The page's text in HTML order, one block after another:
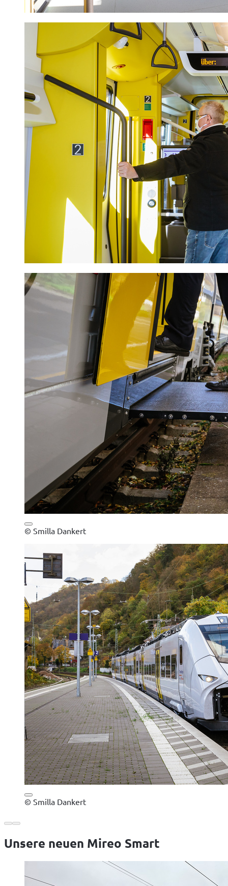
© Smilla Dankert
© Smilla Dankert
Unsere neuen Mireo Smart